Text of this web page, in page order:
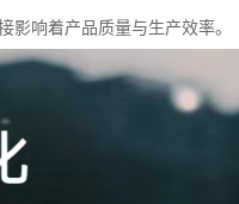
影响着产品质量与生产效率。